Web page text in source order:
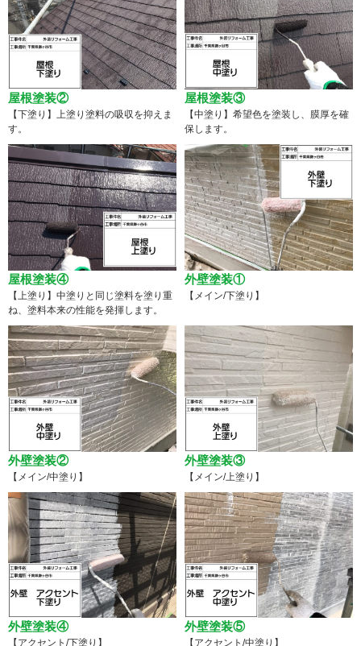
屋根塗装②
【下塗り】上塗り塗料の吸収を抑えま
す。
屋根塗装③
【中塗り】希望色を塗装し、膜厚を確
保します。
屋根塗装④
【上塗り】中塗りと同じ塗料を塗り重
ね、塗料本来の性能を発揮します。
外壁塗装①
【メイン/下塗り】
外壁塗装②
【メイン/中塗り】
外壁塗装③
【メイン/上塗り】
外壁塗装④
【アクセント/下塗り】
外壁塗装⑤
【アクセント/中塗り】